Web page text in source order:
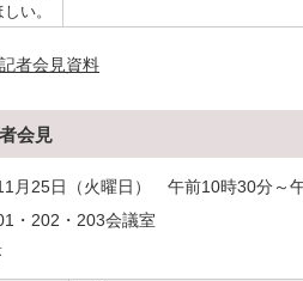
い。
者会見資料
会見
月25日（火曜日） 午前10時30分～
・202・203会議室